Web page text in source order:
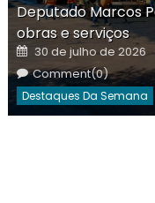
Deputado Marcos
obras e serviços
Posted
on
30 de julho de 2026
Comment(0)
Destaques Da Semana